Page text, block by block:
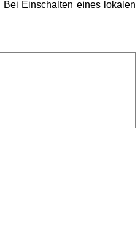
Bei Einschalten eines lokalen